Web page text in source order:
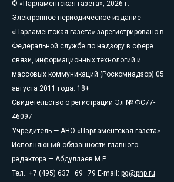
© «Парламентская газета», 2026 г.
Электронное периодическое издание
«Парламентская газета» зарегистрировано в
Федеральной службе по надзору в сфере
связи, информационных технологий и
массовых коммуникаций (Роскомнадзор) 05
августа 2011 года. 18+
Свидетельство о регистрации Эл № ФС77-
46097
Учредитель — АНО «Парламентская газета»
Исполняющий обязанности главного
редактора — Абдуллаев М.Р.
Тел.: +7 (495) 637–69–79 E-mail: pg@pnp.ru